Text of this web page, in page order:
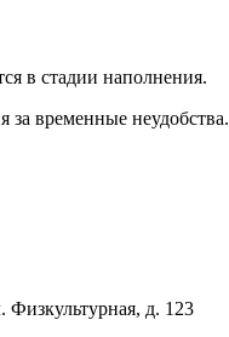
в стадии наполнения.
временные неудобства.
Физкультурная, д. 123